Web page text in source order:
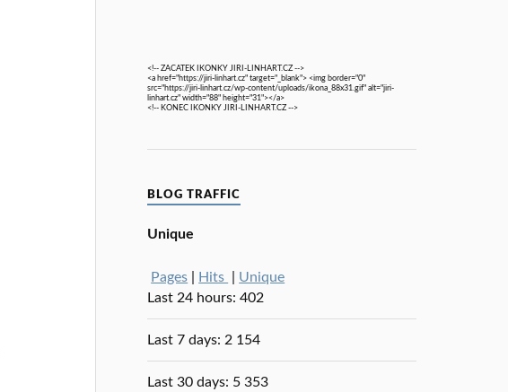
<!-- ZACATEK IKONKY JIRI-LINHART.CZ -->
<a href="https://jiri-linhart.cz" target="_blank"> <img border="0"
src="https://jiri-linhart.cz/wp-content/uploads/ikona_88x31.gif" alt="jiri-
linhart.cz" width="88" height="31"></a>
<!-- KONEC IKONKY JIRI-LINHART.CZ -->
BLOG TRAFFIC
Unique
Pages Hits
Unique
Last 24 hours:402
Last 7 days:2 154
Last 30 days: 5 353